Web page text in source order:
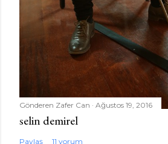
Gönderen Zafer Can Ağustos 19, 2016
selin demirel
Paylaş 11 yorum